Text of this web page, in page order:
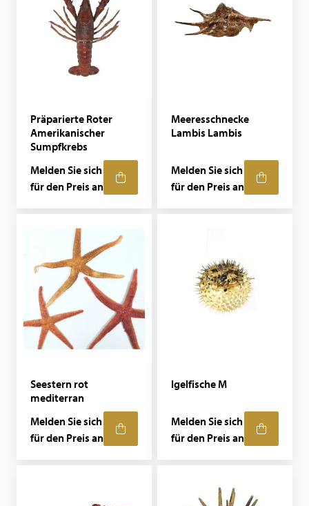
Präparierte Roter
Amerikanischer
Sumpfkrebs
Melden Sie sich
für den Preis an
Meeresschnecke
Lambis Lambis
Melden Sie sich
für den Preis an
Seestern rot
mediterran
Melden Sie sich
für den Preis an
Igelfische M
Melden Sie sich
für den Preis an